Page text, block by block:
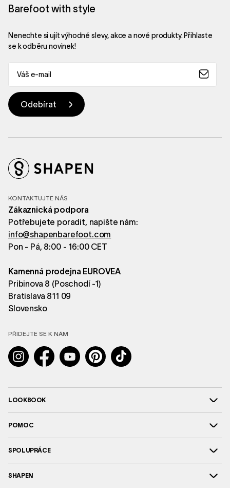
Barefoot with style
Nenechte si ujít výhodné slevy, akce a nové produkty. Přihlaste
se k odběru novinek!
KONTAKTUJTE NÁS
Zákaznická podpora
Potřebujete poradit, napište nám:
info@shapenbarefoot.com
Pon - Pá, 8:00 - 16:00 CET
Kamenná prodejna EUROVEA
Pribinova 8 (Poschodí -1)
Bratislava 811 09
Slovensko
PŘIDEJTE SE K NÁM
InstagramFacebookYouTubePinterestTikTok
LOOKBOOK
POMOC
SPOLUPRÁCE
SHAPEN